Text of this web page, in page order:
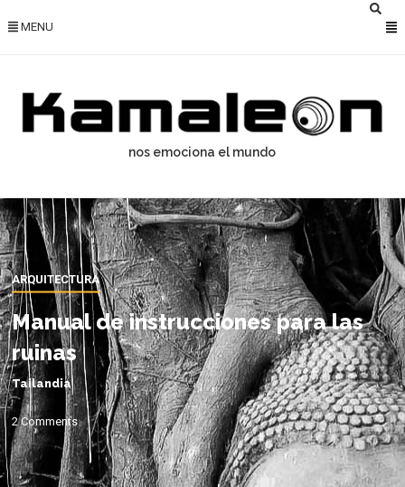
MENU
nos emociona el mundo
ARQUITECTURA
Manual de instrucciones para las
ruinas
Tailandia
2 Comments